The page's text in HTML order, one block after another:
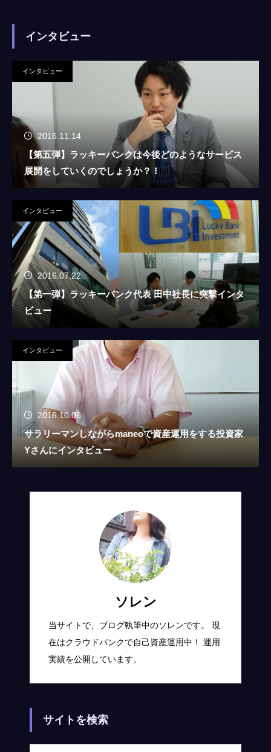
インタビュー
インタビュー
2016.11.14
【第五弾】ラッキーバンクは今後どのようなサービス
展開をしていくのでしょうか？！
インタビュー
2016.07.22
【第一弾】ラッキーバンク代表 田中社長に突撃インタ
ビュー
インタビュー
2016.10.06
サラリーマンしながらmaneoで資産運用をする投資家
Yさんにインタビュー
ソレン
当サイトで、ブログ執筆中のソレンです。 現
在はクラウドバンクで自己資産運用中！ 運用
実績を公開しています。
サイトを検索